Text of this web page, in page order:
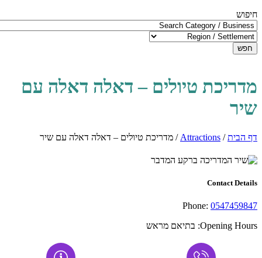
חיפוש
חפש
מדריכת טיולים – דאלה דאלה עם
שיר
דף הבית/
Attractions
/ מדריכת טיולים – דאלה דאלה עם שיר
Contact Details
Phone: 0547459847
Opening Hours: בתיאם מראש